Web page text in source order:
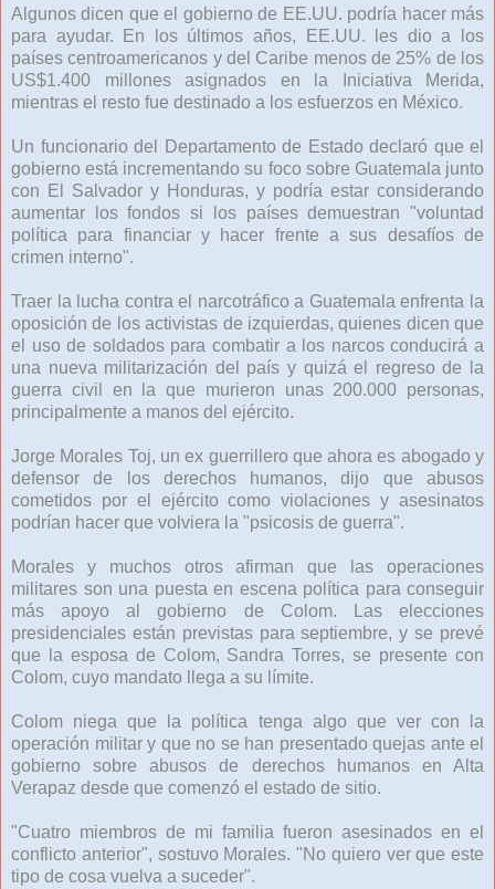
Algunos dicen que el gobierno de EE.UU. podría hacer más
para ayudar. En los últimos años, EE.UU. les dio a los
países centroamericanos y del Caribe menos de 25% de los
US$1.400 millones asignados en la Iniciativa Merida,
mientras el resto fue destinado a los esfuerzos en México.
Un funcionario del Departamento de Estado declaró que el
gobierno está incrementando su foco sobre Guatemala junto
con El Salvador y Honduras, y podría estar considerando
aumentar los fondos si los países demuestran "voluntad
política para financiar y hacer frente a sus desafíos de
crimen interno".
Traer la lucha contra el narcotráfico a Guatemala enfrenta la
oposición de los activistas de izquierdas, quienes dicen que
el uso de soldados para combatir a los narcos conducirá a
una nueva militarización del país y quizá el regreso de la
guerra civil en la que murieron unas 200.000 personas,
principalmente a manos del ejército.
Jorge Morales Toj, un ex guerrillero que ahora es abogado y
defensor de los derechos humanos, dijo que abusos
cometidos por el ejército como violaciones y asesinatos
podrían hacer que volviera la "psicosis de guerra".
Morales y muchos otros afirman que las operaciones
militares son una puesta en escena política para conseguir
más apoyo al gobierno de Colom. Las elecciones
presidenciales están previstas para septiembre, y se prevé
que la esposa de Colom, Sandra Torres, se presente con
Colom, cuyo mandato llega a su límite.
Colom niega que la política tenga algo que ver con la
operación militar y que no se han presentado quejas ante el
gobierno sobre abusos de derechos humanos en Alta
Verapaz desde que comenzó el estado de sitio.
"Cuatro miembros de mi familia fueron asesinados en el
conflicto anterior", sostuvo Morales. "No quiero ver que este
tipo de cosa vuelva a suceder".